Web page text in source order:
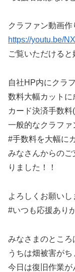
クラファン動画作
https://youtu.be/
ご覧いただける
自社HP内にクラ
数料大幅カット
カード決済手数料
一般的なクラフ
#手数料を大幅に
みなさんからの
りました！！
よろしくお願いし
#いつも応援あり
みなさまのところ
うちは畑被害がち
今日は復旧作業が